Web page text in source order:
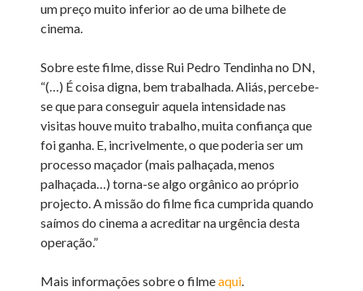
um preço muito inferior ao de uma bilhete de
cinema.
Sobre este filme, disse Rui Pedro Tendinha no DN,
“(…) É coisa digna, bem trabalhada. Aliás, percebe-
se que para conseguir aquela intensidade nas
visitas houve muito trabalho, muita confiança que
foi ganha. E, incrivelmente, o que poderia ser um
processo maçador (mais palhaçada, menos
palhaçada…) torna-se algo orgânico ao próprio
projecto. A missão do filme fica cumprida quando
saímos do cinema a acreditar na urgência desta
operação.”
Mais informações sobre o filmeaqui.